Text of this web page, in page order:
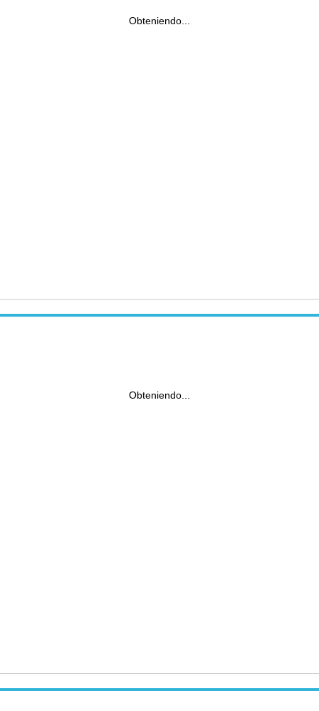
Obteniendo...
Obteniendo...